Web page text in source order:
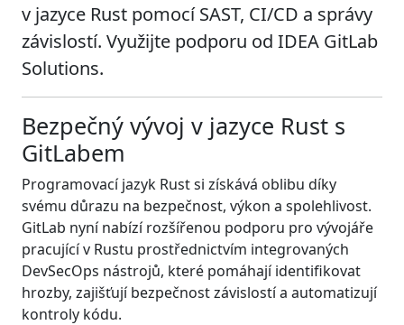
v jazyce Rust pomocí SAST, CI/CD a správy
závislostí. Využijte podporu od IDEA GitLab
Solutions.
Bezpečný vývoj v jazyce Rust s
GitLabem
Programovací jazyk Rust si získává oblibu díky
svému důrazu na bezpečnost, výkon a spolehlivost.
GitLab nyní nabízí rozšířenou podporu pro vývojáře
pracující v Rustu prostřednictvím integrovaných
DevSecOps nástrojů, které pomáhají identifikovat
hrozby, zajišťují bezpečnost závislostí a automatizují
kontroly kódu.